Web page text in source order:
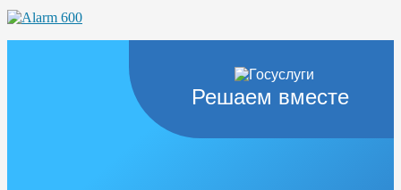
Решаем вместе